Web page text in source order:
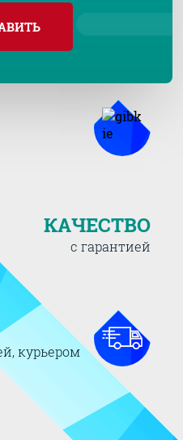
КАЧЕСТВО
с гарантией
курьером